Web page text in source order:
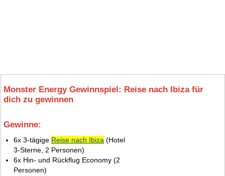
Monster Energy Gewinnspiel: Reise nach Ibiza für
dich zu gewinnen
Gewinne:
6x 3‑tägige Reise nach Ibiza (Hotel
3‑Sterne, 2 Personen)
6x Hin‑ und Rückflug Economy (2
Personen)